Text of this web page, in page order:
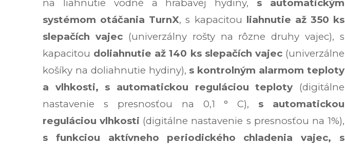
na liahnutie vodné a hrabavej hydiny, s automatickým
systémom otáčania TurnX, s kapacitou liahnutie až 350 ks
slepačích vajec(univerzálny rošty na rôzne druhy vajec), s
kapacitou doliahnutie až 140 ks slepačích vajec(univerzálne
košíky na doliahnutie hydiny), s kontrolným alarmom teploty
a vlhkosti, s automatickou reguláciou teploty (digitálne
nastavenie s presnosťou na 0,1 ° C), s automatickou
reguláciou vlhkosti (digitálne nastavenie s presnosťou na 1%),
s funkciou aktívneho periodického chladenia vajec, s